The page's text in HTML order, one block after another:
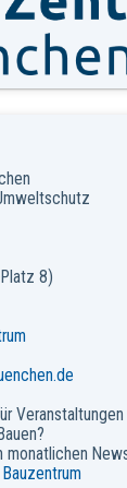
8)
monatlichen